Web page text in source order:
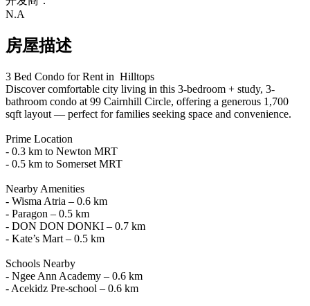
N.A
房屋描述
3 Bed Condo for Rent in  Hilltops
Discover comfortable city living in this 3-bedroom + study, 3-
bathroom condo at 99 Cairnhill Circle, offering a generous 1,700
sqft layout — perfect for families seeking space and convenience.
Prime Location
- 0.3 km to Newton MRT
- 0.5 km to Somerset MRT
Nearby Amenities
- Wisma Atria – 0.6 km
- Paragon – 0.5 km
- DON DON DONKI – 0.7 km
- Kate’s Mart – 0.5 km
Schools Nearby
- Ngee Ann Academy – 0.6 km
- Acekidz Pre-school – 0.6 km